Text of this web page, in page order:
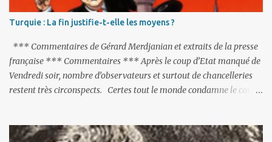
Turquie : La fin justifie-t-elle les moyens ?
*** Commentaires de Gérard Merdjanian et extraits de la presse
française *** Commentaires *** Après le coup d’Etat manqué de
Vendredi soir, nombre d’observateurs et surtout de chancelleries
restent très circonspects. Certes tout le monde condamne le coup
actions menées par le président Erdoğan, et pour certains sur la